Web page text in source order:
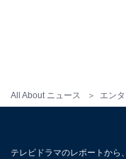
All About ニュース エンタ
テレビドラマのレポートから